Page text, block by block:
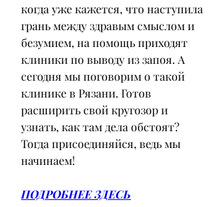
когда уже кажется, что наступила
грань между здравым смыслом и
безумием, на помощь приходят
клиники по выводу из запоя. А
сегодня мы поговорим о такой
клинике в Рязани. Готов
расширить свой кругозор и
узнать, как там дела обстоят?
Тогда присоединяйся, ведь мы
начинаем!
ПОДРОБНЕЕ ЗДЕСЬ